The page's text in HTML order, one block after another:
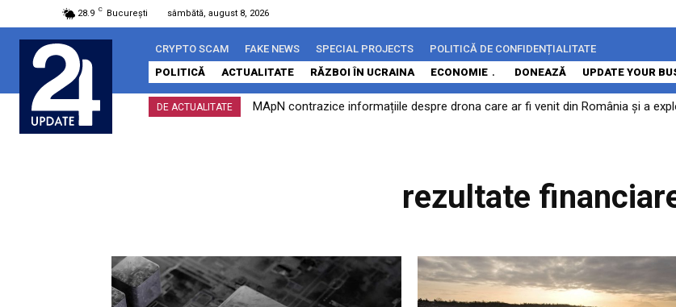
28.9 C București sâmbătă, august 8, 2026
CRYPTO SCAM FAKE NEWS SPECIAL PROJECTS
POLITICĂ DE CONFIDENȚIALITATE
POLITICĂ
ACTUALITATE RĂZBOI ÎN UCRAINA ECONOMIE DONEAZĂ UPDATE YOUR
DE ACTUALITATE
MApN contrazice informațiile despre drona care ar fi venit din România și a
rezultate